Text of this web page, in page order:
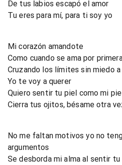
De tus labios escapó el amor
Tu eres para mí, para ti soy yo
Mi corazón amandote
Como cuando se ama por
Cruzando los límites sin miedo
Yo te voy a querer
Quiero sentir tu piel como mi
Cierra tus ojitos, bésame otra
No me faltan motivos yo no
argumentos
Se desborda mi alma al sentir